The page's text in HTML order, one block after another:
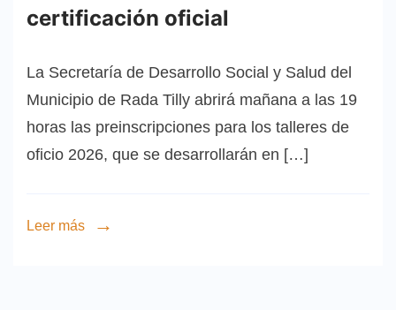
certificación oficial
La Secretaría de Desarrollo Social y Salud del
Municipio de Rada Tilly abrirá mañana a las 19
horas las preinscripciones para los talleres de
oficio 2026, que se desarrollarán en […]
Leer más